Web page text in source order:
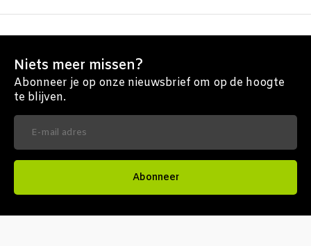
Niets meer missen?
Abonneer je op onze nieuwsbrief om op de hoogte
te blijven.
Abonneer